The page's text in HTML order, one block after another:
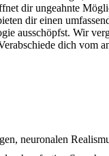
dir ungeahnte
dir einen
ausschöpfst. Wir
dich vom
neuronalen